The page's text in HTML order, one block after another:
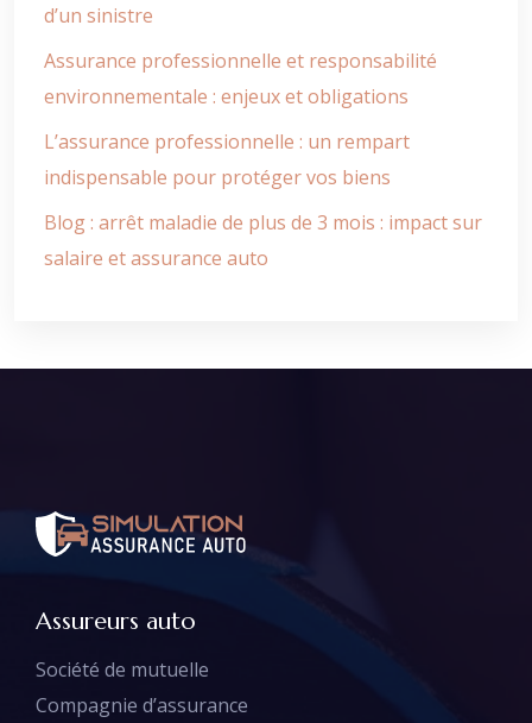
d’un sinistre
Assurance professionnelle et responsabilité
environnementale : enjeux et obligations
L’assurance professionnelle : un rempart
indispensable pour protéger vos biens
Blog : arrêt maladie de plus de 3 mois : impact sur
salaire et assurance auto
Assureurs auto
Société de mutuelle
Compagnie d’assurance